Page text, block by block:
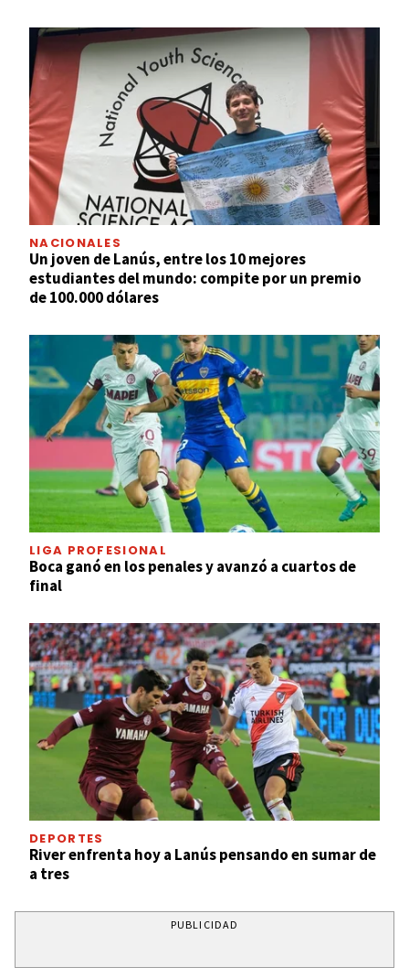
NACIONALES
Un joven de Lanús, entre los 10 mejores
estudiantes del mundo: compite por un premio
de 100.000 dólares
LIGA PROFESIONAL
Boca ganó en los penales y avanzó a cuartos de
final
DEPORTES
River enfrenta hoy a Lanús pensando en sumar de
a tres
PUBLICIDAD